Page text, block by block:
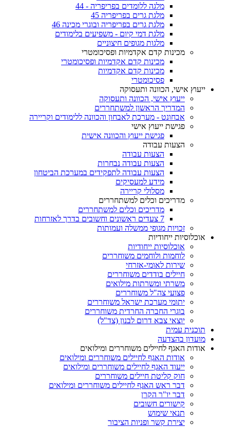
מלגה ללומדים בפריפריה - 44
מלגת גרים בפריפריה 45
מלגת גרים בפריפריה ובוגרי מכינה 46
מלגת דמי קיום - משפיעים בלימודים
מלגות מגופים חיצוניים
מכינות קדם אקדמיות ופסיכומטרי
מכינות קדם אקדמיות ופסיכומטרי
מכינות קדם אקדמיות
פסיכומטרי
ייעוץ אישי, הכוונה ותעסוקה
ייעוץ אישי, הכוונה ותעסוקה
המדריך הראשון למשתחררים
אבחונט - מערכת לאבחון והכוונה ללימודים וקריירה
פגישת ייעוץ אישי
פגישת ייעוץ והכוונה אישית
הצעות עבודה
הצעות עבודה
הצעות עבודה נבחרות
הצעות עבודה לתפקידים במערכת הביטחון
מידע למעסיקים
מסלולי קריירה
מדריכים וכלים למשתחררים
מדריכים וכלים למשתחררים
7 צעדים ראשונים וחשובים בדרך לאזרחות
זכויות מגופי ממשלה ועמותות
אוכלוסיות ייחודיות
אוכלוסיות ייחודיות
לוחמות ולוחמים משוחררים
שירות לאומי-אזרחי
חיילים בודדים משוחררים
משרתי ומשרתות מילואים
פצועי צה"ל משוחררים
יתומי מערכת ישראל משוחררים
בוגרי החברה החרדית משוחררים
יוצאי צבא דרום לבנון (צד"ל)
תוכנית עמית
מועדון בהצדעה
אודות האגף לחיילים משוחררים ומילואים
אודות האגף לחיילים משוחררים ומילואים
ייעוד האגף לחיילים משוחררים ומילואים
חוק קליטת חיילים משוחררים
דבר ראש האגף לחיילים משוחררים ומילואים
דבר יו"ר הקרן
קישורים חשובים
תנאי שימוש
יצירת קשר ופניות הציבור